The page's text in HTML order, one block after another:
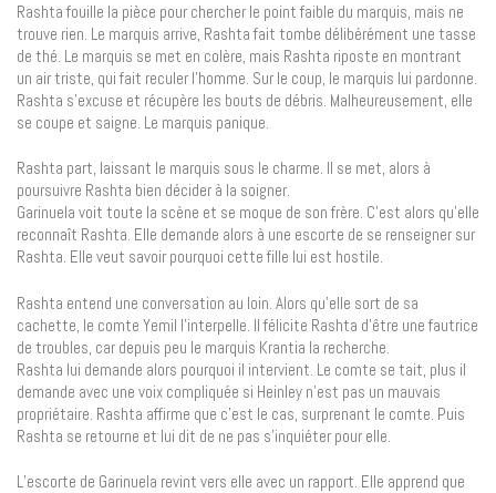
Rashta fouille la pièce pour chercher le point faible du marquis, mais ne
trouve rien. Le marquis arrive, Rashta fait tombe délibérément une tasse
de thé. Le marquis se met en colère, mais Rashta riposte en montrant
un air triste, qui fait reculer l’homme. Sur le coup, le marquis lui pardonne.
Rashta s’excuse et récupère les bouts de débris. Malheureusement, elle
se coupe et saigne. Le marquis panique.
Rashta part, laissant le marquis sous le charme. Il se met, alors à
poursuivre Rashta bien décider à la soigner.
Garinuela voit toute la scène et se moque de son frère. C’est alors qu’elle
reconnaît Rashta. Elle demande alors à une escorte de se renseigner sur
Rashta. Elle veut savoir pourquoi cette fille lui est hostile.
Rashta entend une conversation au loin. Alors qu’elle sort de sa
cachette, le comte Yemil l’interpelle. Il félicite Rashta d’être une fautrice
de troubles, car depuis peu le marquis Krantia la recherche.
Rashta lui demande alors pourquoi il intervient. Le comte se tait, plus il
demande avec une voix compliquée si Heinley n’est pas un mauvais
propriétaire. Rashta affirme que c’est le cas, surprenant le comte. Puis
Rashta se retourne et lui dit de ne pas s’inquiéter pour elle.
L’escorte de Garinuela revint vers elle avec un rapport. Elle apprend que